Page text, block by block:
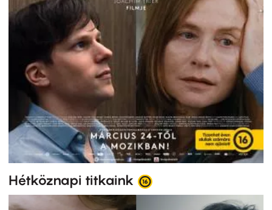
Hétköznapi titkaink